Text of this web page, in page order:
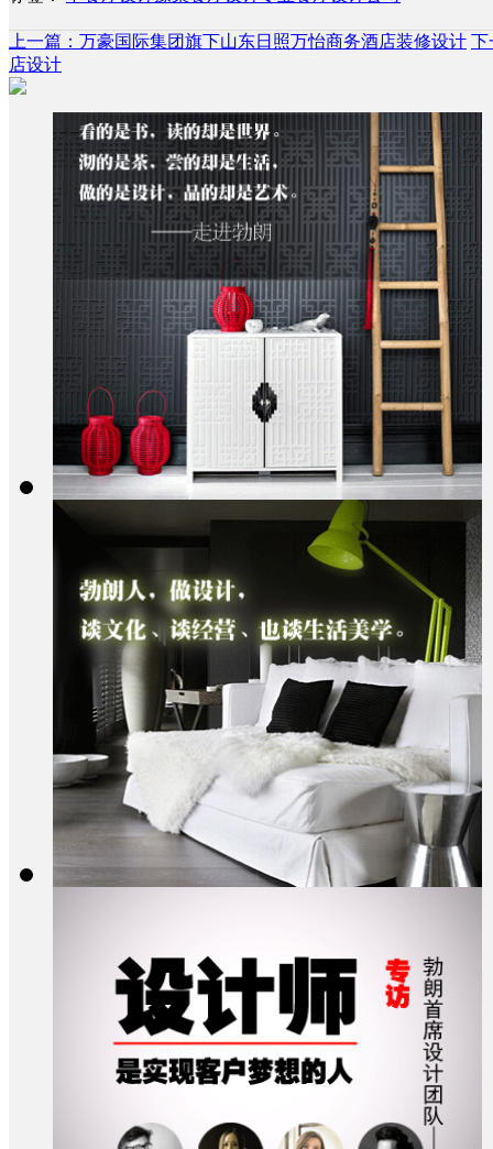
上一篇：万豪国际集团旗下山东日照万怡商务酒店装修设计 下
店设计